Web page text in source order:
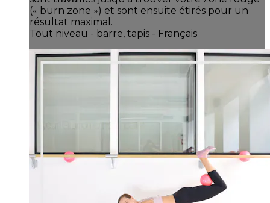
(« burn zone ») et sont ensuite étirés pour un
résultat maximal.
Tout niveau - barre, tapis - Français